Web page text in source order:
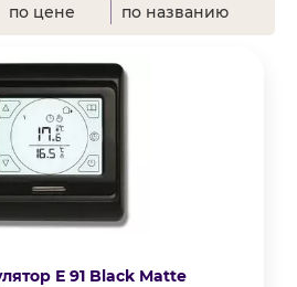
по цене по названию
Е 91 Black Matte